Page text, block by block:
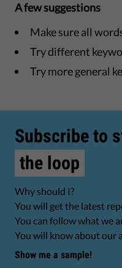
A few suggestions
Make sure all
Try different
Try more general
Subscribe to
the loop
Why should I?
You will get the latest
You can follow what we
You will know about our
Show me a sample!